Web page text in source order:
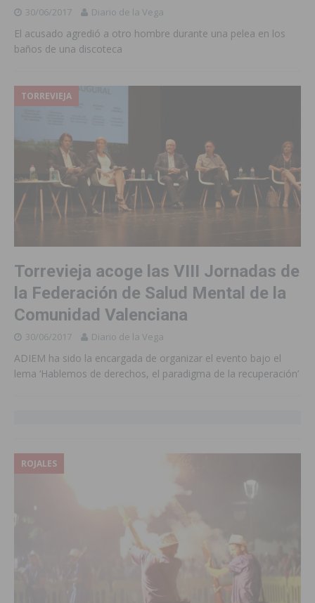
30/06/2017 Diario de la Vega
El acusado agredió a otro hombre durante una pelea en los
baños de una discoteca
TORREVIEJA
Torrevieja acoge las VIII Jornadas de
la Federación de Salud Mental de la
Comunidad Valenciana
30/06/2017 Diario de la Vega
ADIEM ha sido la encargada de organizar el evento bajo el
lema ‘Hablemos de derechos, el paradigma de la recuperación’
ROJALES